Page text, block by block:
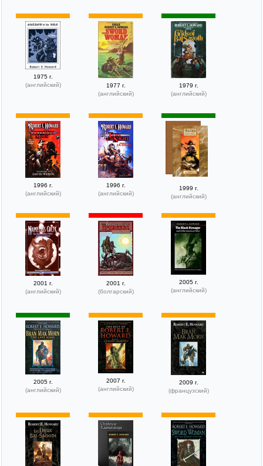
1975 г.
(английский)
1977 г.
(английский)
1979 г.
(английский)
1996 г.
(английский)
1996 г.
(английский)
1999 г.
(английский)
2001 г.
(английский)
2001 г.
(болгарский)
2005 г.
(английский)
2005 г.
(английский)
2007 г.
(английский)
2009 г.
(французский)